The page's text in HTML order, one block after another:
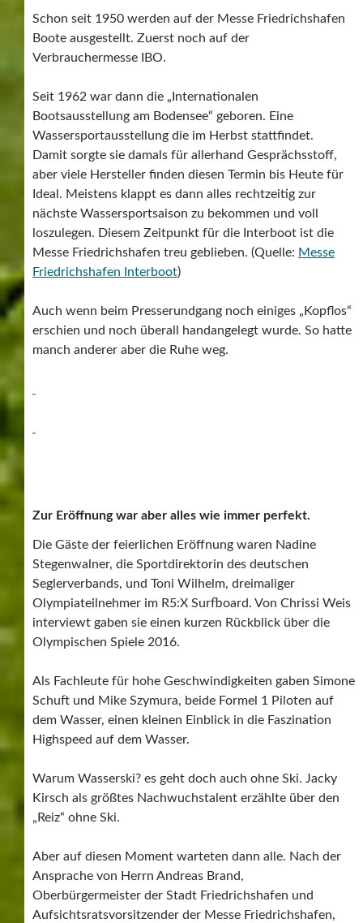
Schon seit 1950 werden auf der Messe Friedrichshafen
Boote ausgestellt. Zuerst noch auf der
Verbrauchermesse IBO.
Seit 1962 war dann die „Internationalen
Bootsausstellung am Bodensee“ geboren. Eine
Wassersportausstellung die im Herbst stattfindet.
Damit sorgte sie damals für allerhand Gesprächsstoff,
aber viele Hersteller finden diesen Termin bis Heute für
Ideal. Meistens klappt es dann alles rechtzeitig zur
nächste Wassersportsaison zu bekommen und voll
loszulegen. Diesem Zeitpunkt für die Interboot ist die
Messe Friedrichshafen treu geblieben. (Quelle: Messe
Friedrichshafen Interboot)
Auch wenn beim Presserundgang noch einiges „Kopflos“
erschien und noch überall handangelegt wurde. So hatte
manch anderer aber die Ruhe weg.
Zur Eröffnung war aber alles wie immer perfekt.
Die Gäste der feierlichen Eröffnung waren Nadine
Stegenwalner, die Sportdirektorin des deutschen
Seglerverbands, und Toni Wilhelm, dreimaliger
Olympiateilnehmer im R5:X Surfboard. Von Chrissi Weis
interviewt gaben sie einen kurzen Rückblick über die
Olympischen Spiele 2016.
Als Fachleute für hohe Geschwindigkeiten gaben Simone
Schuft und Mike Szymura, beide Formel 1 Piloten auf
dem Wasser, einen kleinen Einblick in die Faszination
Highspeed auf dem Wasser.
Warum Wasserski? es geht doch auch ohne Ski. Jacky
Kirsch als größtes Nachwuchstalent erzählte über den
„Reiz“ ohne Ski.
Aber auf diesen Moment warteten dann alle. Nach der
Ansprache von Herrn Andreas Brand,
Oberbürgermeister der Stadt Friedrichshafen und
Aufsichtsratsvorsitzender der Messe Friedrichshafen,